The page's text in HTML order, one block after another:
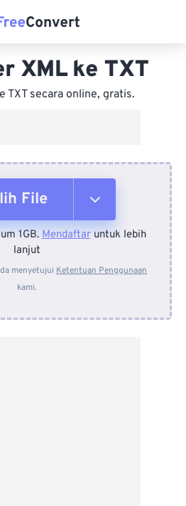
XML ke TXT
TXT secara online, gratis.
File
Perangkat
Dropbox
1GB.Mendaftaruntuk lebih
lanjut
menyetujui Ketentuan Penggunaan
kami.